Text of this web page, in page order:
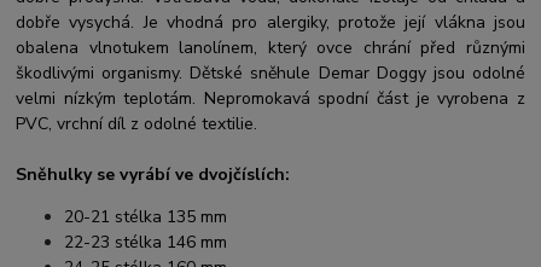
dobře vysychá. Je vhodná pro alergiky, protože její vlákna jsou
obalena vlnotukem lanolínem, který ovce chrání před různými
škodlivými organismy. Dětské sněhule Demar Doggy jsou odolné
velmi nízkým teplotám. Nepromokavá spodní část je vyrobena z
PVC, vrchní díl z odolné textilie.
Sněhulky se vyrábí ve dvojčíslích:
20-21 stélka 135 mm
22-23 stélka 146 mm